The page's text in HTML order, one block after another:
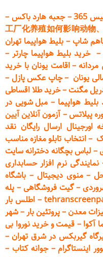
–جعبه هارد باکس –
工厂化养殖如何影响动物
شاپ– بلیط هواپیما تهران
–خرید بلیط هواپیما چارتر –
–اقامت یونان با خرید
یونان –چاپ عکس پازل –
مگنت–خرید طلا اقساطی
هواپیما –مبل شویی در
پیلاتس–آزمون آنلاین آیین
اورجینال ارسال رایگان نقد
–انتخاب تابلو مغازه مناسب
– لباس بچگانه دخترانه سایت
نمایندگی نرم افزار حسابداری
–منوی دیجیتال – باشگاه
–گیت فروشگاهی – پله
–اطلس بار
معدن–پروتئین بار–شهر
آکوا – قیمت و خرید نوروا بی
گاه گیربکس در شرق تهران–
اینستاگرام–جوانه کتاب –